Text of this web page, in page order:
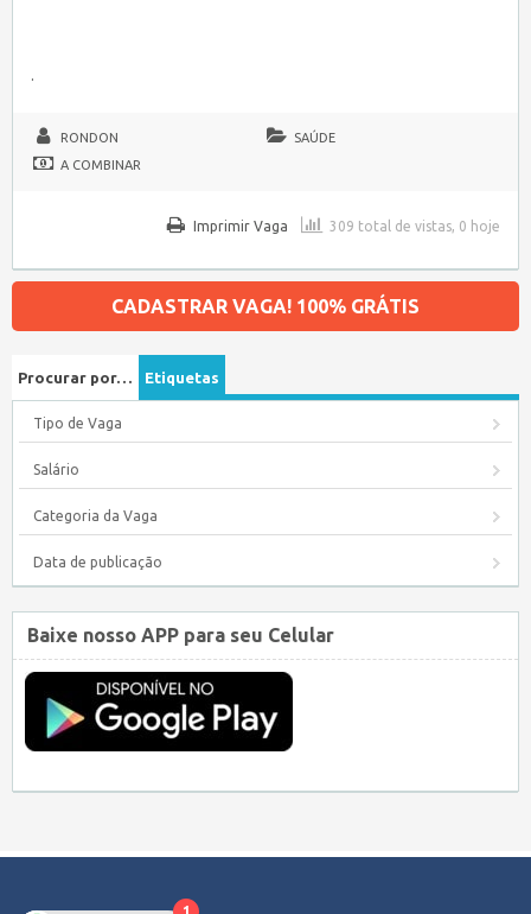
.
RONDON
SAÚDE
A COMBINAR
309 total de vistas, 0 hoje
Imprimir Vaga
CADASTRAR VAGA! 100% GRÁTIS
Procurar por… Etiquetas
Tipo de Vaga
Salário
Categoria da Vaga
Data de publicação
Baixe nosso APP para seu Celular